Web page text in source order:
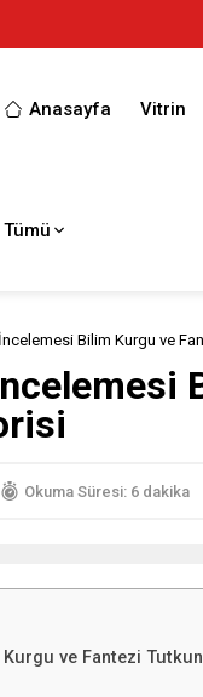
Anasayfa Vitrin
Tümü
Bilim Kurgu ve
Okuma Süresi: 6 dakika
ve Fantezi